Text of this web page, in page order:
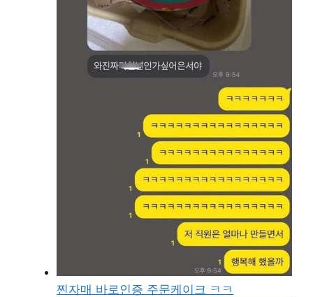
찐자매 바로인증 주문케이크 ㅋㅋ